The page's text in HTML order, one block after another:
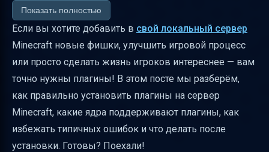
особенности
Как установить плагин через SFTP (FileZilla)
Требования к файлам плагинов и
размещение
Что делать после установки плагина
Как проверить, что плагин работает
Как выбрать совместимый плагин под
версию сервера
Показать полностью
Если вы хотите добавить в свой локальный сервер
Minecraft новые фишки, улучшить игровой процесс
или просто сделать жизнь игроков интереснее — вам
точно нужны плагины! В этом посте мы разберём,
как правильно установить плагины на сервер
Minecraft, какие ядра поддерживают плагины, как
избежать типичных ошибок и что делать после
установки. Готовы? Поехали!